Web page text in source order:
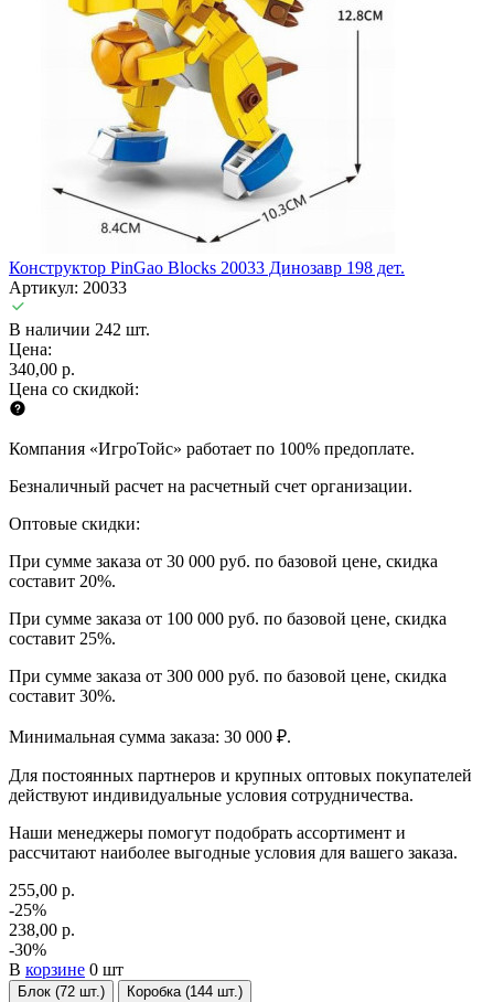
Конструктор PinGao Blocks 20033 Динозавр 198 дет.
Артикул: 20033
В наличии 242 шт.
Цена:
340,00 р.
Цена со скидкой:
Компания «ИгроТойс» работает по 100% предоплате.
Безналичный расчет на расчетный счет организации.
Оптовые скидки:
При сумме заказа от 30 000 руб. по базовой цене, скидка
составит 20%.
При сумме заказа от 100 000 руб. по базовой цене, скидка
составит 25%.
При сумме заказа от 300 000 руб. по базовой цене, скидка
составит 30%.
Минимальная сумма заказа: 30 000 ₽.
Для постоянных партнеров и крупных оптовых покупателей
действуют индивидуальные условия сотрудничества.
Наши менеджеры помогут подобрать ассортимент и
рассчитают наиболее выгодные условия для вашего заказа.
255,00 р.
-25%
238,00 р.
-30%
В корзине 0 шт
Блок (72 шт.) Коробка (144 шт.)